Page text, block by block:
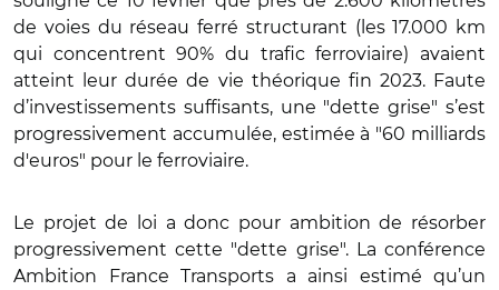
de voies du réseau ferré structurant (les 17.000 km
qui concentrent 90% du trafic ferroviaire) avaient
atteint leur durée de vie théorique fin 2023. Faute
d’investissements suffisants, une "dette grise" s’est
progressivement accumulée, estimée à "60 milliards
d'euros" pour le ferroviaire.
Le projet de loi a donc pour ambition de résorber
progressivement cette "dette grise". La conférence
Ambition France Transports a ainsi estimé qu’un